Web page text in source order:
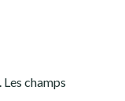
Les champs